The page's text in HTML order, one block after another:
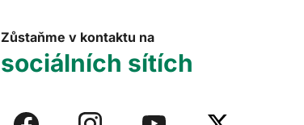
Zůstaňme v kontaktu na
sociálních sítích